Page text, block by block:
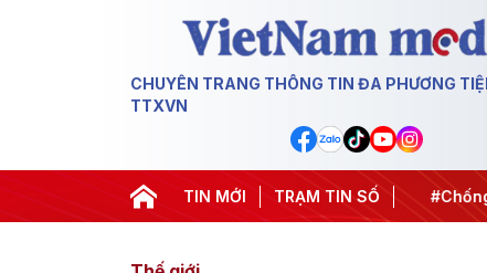
CHUYÊN TRANG THÔNG TIN ĐA PHƯƠNG
TTXVN
TIN MỚI TRẠM TIN SỐ
thành hành động #Chiến dịch 500 ngày đêm #Chống